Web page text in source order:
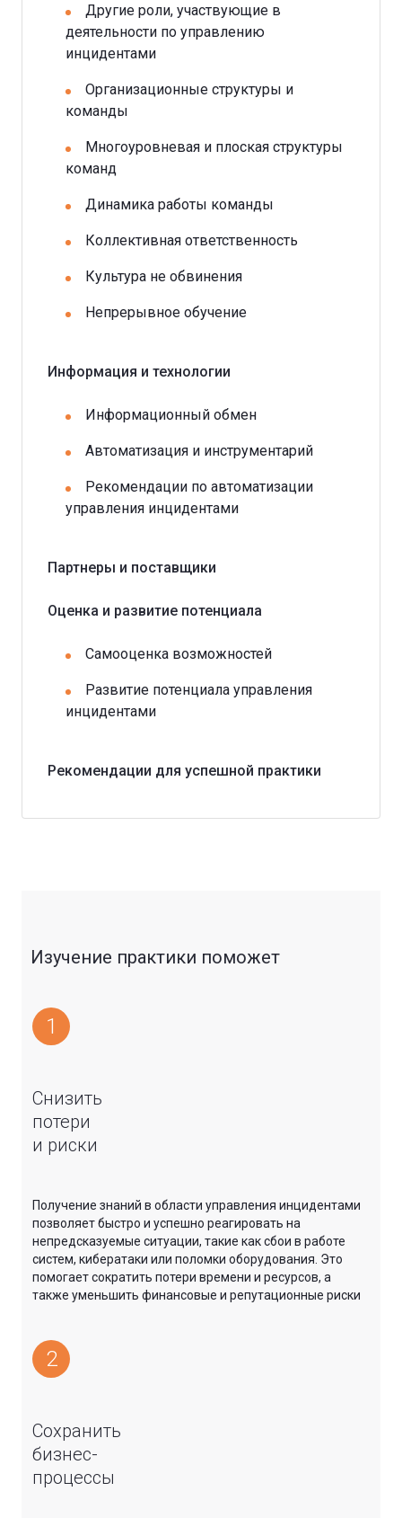
Другие роли, участвующие в
деятельности по управлению
инцидентами
Организационные структуры и
команды
Многоуровневая и плоская структуры
команд
Динамика работы команды
Коллективная ответственность
Культура не обвинения
Непрерывное обучение
Информация и технологии
Информационный обмен
Автоматизация и инструментарий
Рекомендации по автоматизации
управления инцидентами
Партнеры и поставщики
Оценка и развитие потенциала
Самооценка возможностей
Развитие потенциала управления
инцидентами
Рекомендации для успешной практики
Изучение практики поможет
1
Снизить
потери
и риски
Получение знаний в области управления инцидентами
позволяет быстро и успешно реагировать на
непредсказуемые ситуации, такие как сбои в работе
систем, кибератаки или поломки оборудования. Это
помогает сократить потери времени и ресурсов, а
также уменьшить финансовые и репутационные риски
2
Сохранить
бизнес-
процессы